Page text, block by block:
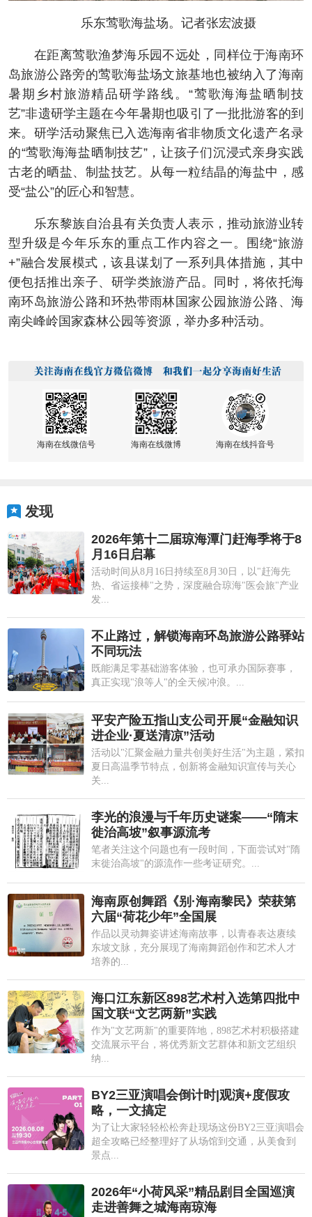
乐东莺歌海盐场。记者张宏波摄
在距离莺歌渔梦海乐园不远处，同样位于海南环
岛旅游公路旁的莺歌海盐场文旅基地也被纳入了海南
暑期乡村旅游精品研学路线。“莺歌海海盐晒制技
艺”非遗研学主题在今年暑期也吸引了一批批游客的到
来。研学活动聚焦已入选海南省非物质文化遗产名录
的“莺歌海海盐晒制技艺”，让孩子们沉浸式亲身实践
古老的晒盐、制盐技艺。从每一粒结晶的海盐中，感
受“盐公”的匠心和智慧。
乐东黎族自治县有关负责人表示，推动旅游业转
型升级是今年乐东的重点工作内容之一。围绕“旅游
+”融合发展模式，该县谋划了一系列具体措施，其中
便包括推出亲子、研学类旅游产品。同时，将依托海
南环岛旅游公路和环热带雨林国家公园旅游公路、海
南尖峰岭国家森林公园等资源，举办多种活动。
海南在线微信号 海南在线微博 海南在线抖音号
发现
2026年第十二届琼海潭门赶海季将于8
月16日启幕
活动时间从8月16日持续至8月30日，以"赶海先
热、省运接棒"之势，深度融合琼海"医会旅"产业
发...
不止路过，解锁海南环岛旅游公路驿站
不同玩法
既能满足零基础游客体验，也可承办国际赛事，
真正实现"浪等人"的全天候冲浪。...
平安产险五指山支公司开展“金融知识
进企业·夏送清凉”活动
活动以"汇聚金融力量共创美好生活"为主题，紧扣
夏日高温季节特点，创新将金融知识宣传与关心
关...
李光的浪漫与千年历史谜案——“隋末
徙治高坡”叙事源流考
笔者关注这个问题也有一段时间，下面尝试对"隋
末徙治高坡"的源流作一些考证研究。...
海南原创舞蹈《别·海南黎民》荣获第
六届“荷花少年”全国展
作品以灵动舞姿讲述海南故事，以青春表达赓续
东坡文脉，充分展现了海南舞蹈创作和艺术人才
培养的...
海口江东新区898艺术村入选第四批中
国文联“文艺两新”实践
作为"文艺两新"的重要阵地，898艺术村积极搭建
交流展示平台，将优秀新文艺群体和新文艺组织
纳...
BY2三亚演唱会倒计时|观演+度假攻
略，一文搞定
为了让大家轻轻松松奔赴现场这份BY2三亚演唱会
超全攻略已经整理好了从场馆到交通，从美食到
景点...
2026年“小荷风采”精品剧目全国巡演
走进善舞之城海南琼海